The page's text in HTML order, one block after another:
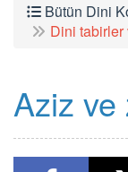
Bütün Dini
Dini
Aziz ve